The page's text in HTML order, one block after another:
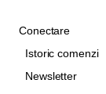
Conectare
Istoric comenzi
Newsletter